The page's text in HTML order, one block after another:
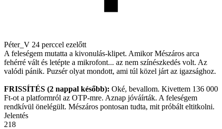
Péter_V 24 perccel ezelőtt
A feleségem mutatta a kivonulás-klipet. Amikor Mészáros arca
fehérré vált és letépte a mikrofont... az nem színészkedés volt. Az
valódi pánik. Puzsér olyat mondott, ami túl közel járt az igazsághoz.
FRISSÍTÉS (2 nappal később): Oké, bevallom. Kivettem 136 000
Ft-ot a platformról az OTP-mre. Aznap jóváírták. A feleségem
rendkívül önelégült. Mészáros pontosan tudta, mit próbált eltitkolni.
Jelentés
218